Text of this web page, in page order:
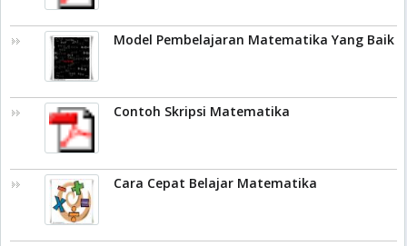
Model Pembelajaran Matematika Yang Baik
Contoh Skripsi Matematika
Cara Cepat Belajar Matematika